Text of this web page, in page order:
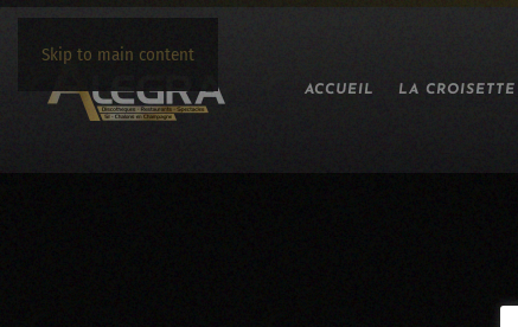
Skip to main content
ACCUEIL LA CROISETTE